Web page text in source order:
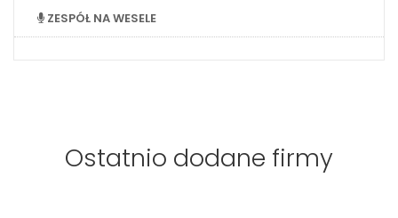
ZESPÓŁ NA WESELE
Ostatnio dodane firmy